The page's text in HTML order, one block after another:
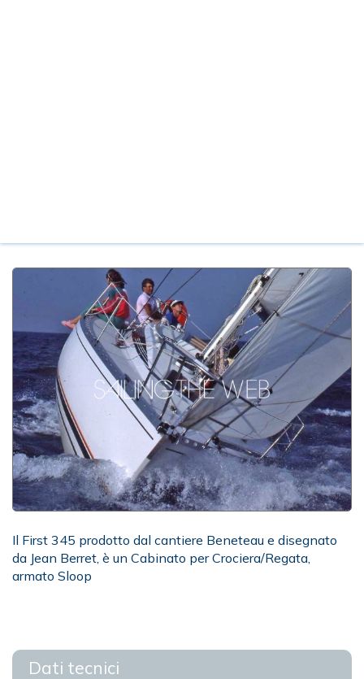
Il First 345 prodotto dal cantiere Beneteau e disegnato
da Jean Berret, è un Cabinato per Crociera/Regata,
armato Sloop
Dati tecnici